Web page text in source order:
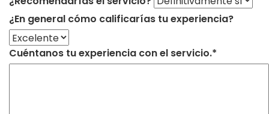
¿En general cómo calificarías tu experiencia?
Cuéntanos tu experiencia con el servicio.*